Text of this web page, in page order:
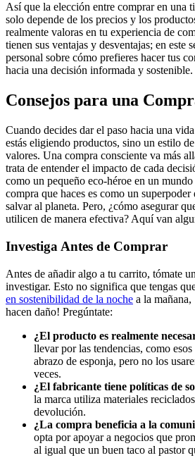
Así que la elección entre comprar en una
solo depende de los precios y los
realmente valoras en tu experiencia de
tienen sus ventajas y desventajas; en este
personal sobre cómo prefieres hacer tus
hacia una decisión informada y sostenible.
Consejos para una
Cuando decides dar el paso hacia una
estás eligiendo productos, sino un estilo
valores. Una compra consciente va más
trata de entender el impacto de cada
como un pequeño eco-héroe en un
compra que haces es como un superpoder
salvar al planeta. Pero, ¿cómo asegurar
utilicen de manera efectiva? Aquí van
Investiga Antes de Comprar
Antes de añadir algo a tu carrito, tómate
investigar. Esto no significa que tengas
en sostenibilidad de la noche a la
hacen daño! Pregúntate:
¿El producto es realmente
llevar por las tendencias, como
abrazo de esponja, pero no los
veces.
¿El fabricante tiene políticas de
la marca utiliza materiales
devolución.
¿La compra beneficia a la
opta por apoyar a negocios que
al igual que un buen taco al pastor